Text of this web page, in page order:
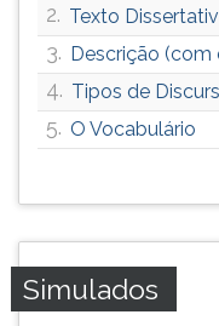
2. Texto
3. Descrição (com
4. Tipos de
5. O Vocabulário
Simulados